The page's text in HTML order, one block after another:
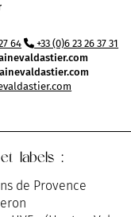
64
+33 (0)6 23 26 37 31
labels :
de Provence